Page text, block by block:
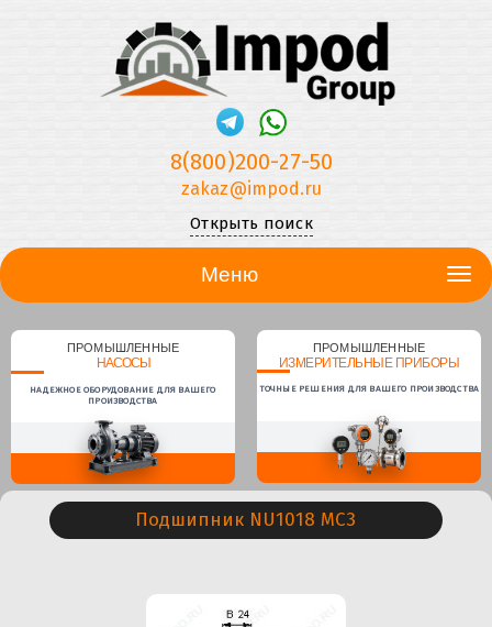
8(800)200-27-50
zakaz@impod.ru
Открыть поиск
Меню
ПРОМЫШЛЕННЫЕ
НАСОСЫ
НАДЕЖНОЕ ОБОРУДОВАНИЕ ДЛЯ ВАШЕГО
ПРОИЗВОДСТВА
ПРОМЫШЛЕННЫЕ
ИЗМЕРИТЕЛЬНЫЕ ПРИБОРЫ
ТОЧНЫЕ РЕШЕНИЯ ДЛЯ ВАШЕГО ПРОИЗВОДСТВА
Подшипник NU1018 MC3